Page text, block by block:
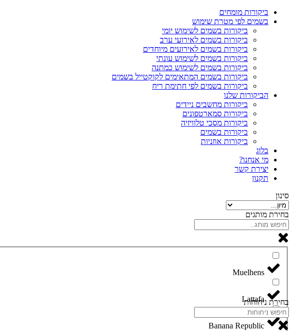
ביקורות מומחים
בשמים לפי מטרת שימוש
ביקורות בשמים לשימוש יומי
ביקורות בשמים לאירועי ערב
ביקורות בשמים לאירועים מיוחדים
ביקורות בשמים לשימוש עונתי
ביקורות בשמים לשימוש כמתנה
ביקורות בשמים המתאימים לקוקטייל בשמים
ביקורות בשמים לפי חתימת ריח
הביקורות שלנו
ביקורות מחשבים ניידים
ביקורות סמארטפונים
ביקורות מסכי טלוויזיה
ביקורות בשמים
ביקורות אוזניות
בלוג
מי אנחנו?
יצירת קשר
תקנון
סינון
בחירת מותגים
Lattafa
Banana Republic
בחירת ניחוחות